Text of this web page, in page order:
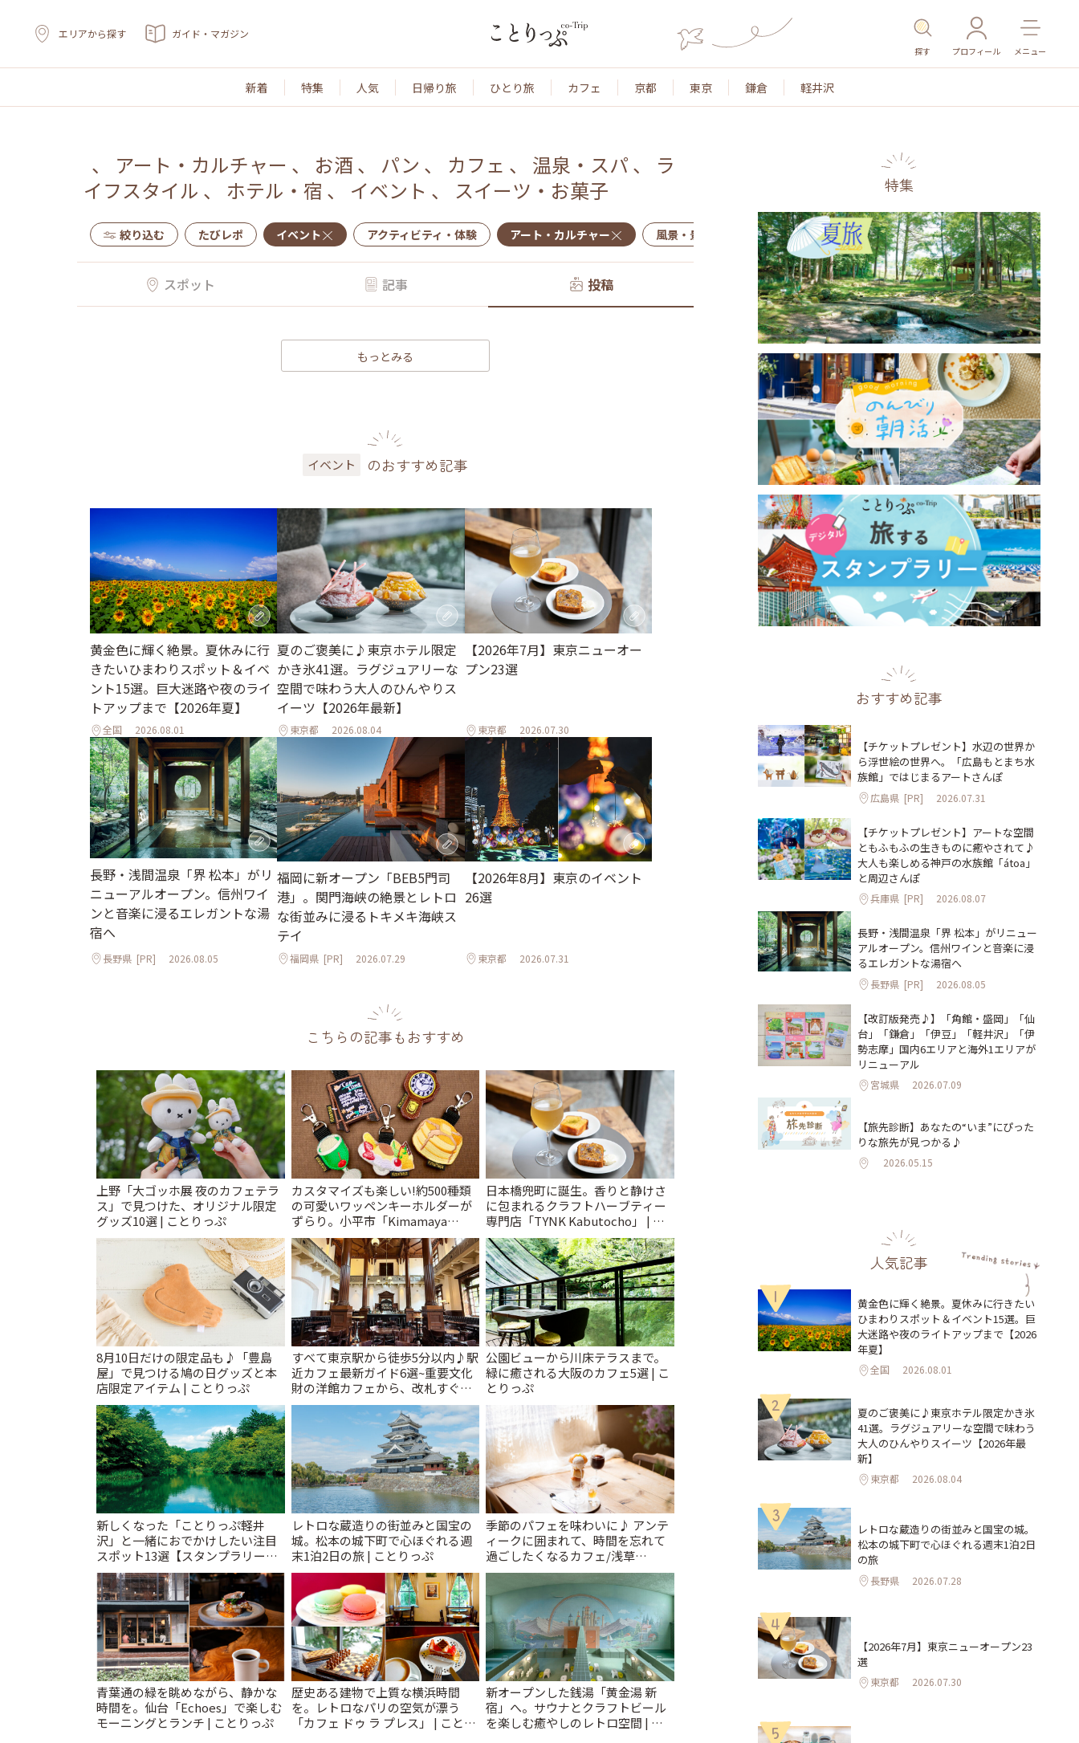
エリアから探す ガイド・マガジン
探す プロフィール メニュー
新着 特集 人気 日帰り旅 ひとり旅 カフェ 京都 東京 鎌倉 軽井沢
、 アート・カルチャー 、 お酒 、 パン 、 カフェ 、 温泉・スパ 、 ラ
イフスタイル 、 ホテル・宿 、 イベント 、 スイーツ・お菓子
絞り込む たびレポ イベント アクティビティ・体験 アート・カルチャー 風景・景色 名所・旧跡 温泉・スパ その他施設 ごはん
スポット 記事 投稿
もっとみる
イベント のおすすめ記事
黄金色に輝く絶景。夏休みに行
きたいひまわりスポット＆イベ
ント15選。巨大迷路や夜のライ
トアップまで【2026年夏】
全国 2026.08.01
夏のご褒美に♪東京ホテル限定
かき氷41選。ラグジュアリーな
空間で味わう大人のひんやりス
イーツ【2026年最新】
東京都 2026.08.04
【2026年7月】東京ニューオー
プン23選
東京都 2026.07.30
長野・浅間温泉「界 松本」がリ
ニューアルオープン。信州ワイ
ンと音楽に浸るエレガントな湯
宿へ
長野県 [PR] 2026.08.05
福岡に新オープン「BEB5門司
港」。関門海峡の絶景とレトロ
な街並みに浸るトキメキ海峡ス
テイ
福岡県 [PR] 2026.07.29
【2026年8月】東京のイベント
26選
東京都 2026.07.31
こちらの記事もおすすめ
上野「大ゴッホ展 夜のカフェテラ
ス」で見つけた、オリジナル限定
グッズ10選 | ことりっぷ
カスタマイズも楽しい!約500種類
の可愛いワッペンキーホルダーが
ずらり。小平市「Kimamaya
T&K」 | ことりっぷ
日本橋兜町に誕生。香りと静けさ
に包まれるクラフトハーブティー
専門店「TYNK Kabutocho」 | こ
とりっぷ
8月10日だけの限定品も♪「豊島
屋」で見つける鳩の日グッズと本
店限定アイテム | ことりっぷ
すべて東京駅から徒歩5分以内♪駅
近カフェ最新ガイド6選~重要文化
財の洋館カフェから、改札すぐの
レトロ喫茶まで~ | ことりっぷ
公園ビューから川床テラスまで。
緑に癒される大阪のカフェ5選 | こ
とりっぷ
新しくなった「ことりっぷ軽井
沢」と一緒におでかけしたい注目
スポット13選【スタンプラリー開
催中】 | ことりっぷ
レトロな蔵造りの街並みと国宝の
城。松本の城下町で心ほぐれる週
末1泊2日の旅 | ことりっぷ
季節のパフェを味わいに♪ アンテ
ィークに囲まれて、時間を忘れて
過ごしたくなるカフェ/浅草
「annorum cafe」 | ことりっぷ
青葉通の緑を眺めながら、静かな
時間を。仙台「Echoes」で楽しむ
モーニングとランチ | ことりっぷ
歴史ある建物で上質な横浜時間
を。レトロなパリの空気が漂う
「カフェ ドゥ ラ プレス」 | ことり
新オープンした銭湯「黄金湯 新
宿」へ。サウナとクラフトビール
を楽しむ癒やしのレトロ空間 | こ
特集
おすすめ記事
【チケットプレゼント】水辺の世界か
ら浮世絵の世界へ。「広島もとまち水
族館」ではじまるアートさんぽ
広島県 [PR] 2026.07.31
【チケットプレゼント】アートな空間
ともふもふの生きものに癒やされて♪
大人も楽しめる神戸の水族館「átoa」
と周辺さんぽ
兵庫県 [PR] 2026.08.07
長野・浅間温泉「界 松本」がリニュー
アルオープン。信州ワインと音楽に浸
るエレガントな湯宿へ
長野県 [PR] 2026.08.05
【改訂版発売♪】「角館・盛岡」「仙
台」「鎌倉」「伊豆」「軽井沢」「伊
勢志摩」国内6エリアと海外1エリアが
リニューアル
宮城県 2026.07.09
【旅先診断】あなたの“いま”にぴった
りな旅先が見つかる♪
2026.05.15
人気記事
1
黄金色に輝く絶景。夏休みに行きたい
ひまわりスポット＆イベント15選。巨
大迷路や夜のライトアップまで【2026
年夏】
全国 2026.08.01
2
夏のご褒美に♪東京ホテル限定かき氷
41選。ラグジュアリーな空間で味わう
大人のひんやりスイーツ【2026年最
新】
東京都 2026.08.04
3
レトロな蔵造りの街並みと国宝の城。
松本の城下町で心ほぐれる週末1泊2日
の旅
長野県 2026.07.28
4
【2026年7月】東京ニューオープン23
選
東京都 2026.07.30
5